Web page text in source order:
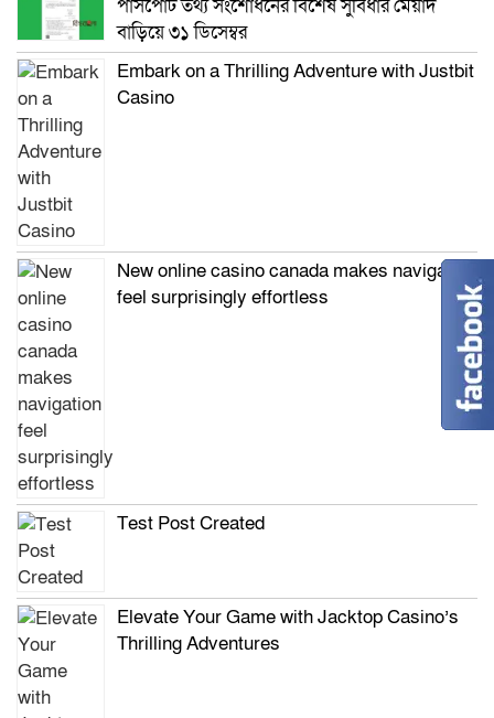
পাসপোর্ট তথ্য সংশোধনের বিশেষ সুবিধার মেয়াদ
বাড়িয়ে ৩১ ডিসেম্বর
Embark on a Thrilling Adventure with Justbit
Casino
New online casino canada makes navigation
feel surprisingly effortless
Test Post Created
Elevate Your Game with Jacktop Casino’s
Thrilling Adventures